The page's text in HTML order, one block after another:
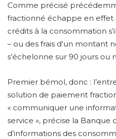
Comme précisé
fractionné échappe en
crédits à la consommation
– ou des frais d’un montant
s’échelonne sur 90 jours ou
Premier bémol, donc :
solution de paiement
« communiquer une
service », précise la Banque
d’informations des